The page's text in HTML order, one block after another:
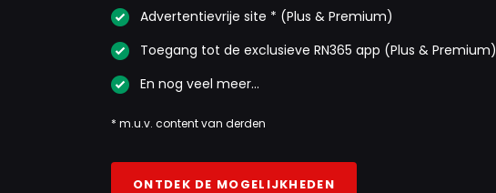
Advertentievrije site * (Plus & Premium)
Toegang tot de exclusieve RN365 app (Plus & Premium)
En nog veel meer…
* m.u.v. content van derden
ONTDEK DE MOGELIJKHEDEN